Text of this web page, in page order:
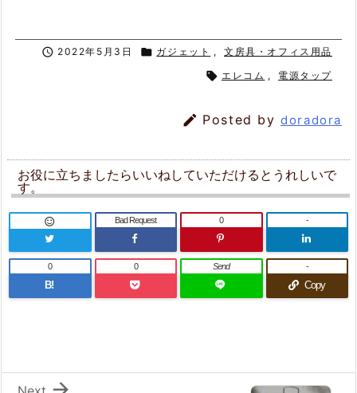
 2022年5月3日  ガジェット , 文房具・オフィス用品
 エレコム , 電源タップ
 Posted bydoradora
お役に立ちましたらいいねしていただけるとうれしいで
す。
 Bad Request 0 -
B!
0 0 Send
Copy
-